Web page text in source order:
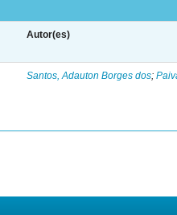
Autor(es)
Santos, Adauton Borges dos;